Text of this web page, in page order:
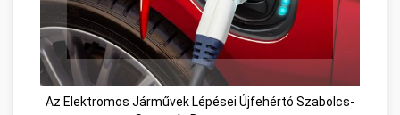
Az Elektromos Járművek Lépései Újfehértó Szabolcs-